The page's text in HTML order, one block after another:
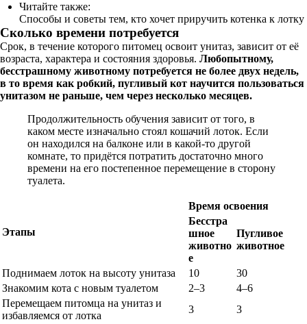
Читайте также:
Способы и советы тем, кто хочет приручить котенка к лотку
Сколько времени потребуется
Срок, в течение которого питомец освоит унитаз, зависит от её
возраста, характера и состояния здоровья. Любопытному,
бесстрашному животному потребуется не более двух недель,
в то время как робкий, пугливый кот научится пользоваться
унитазом не раньше, чем через несколько месяцев.
Продолжительность обучения зависит от того, в
каком месте изначально стоял кошачий лоток. Если
он находился на балконе или в какой-то другой
комнате, то придётся потратить достаточно много
времени на его постепенное перемещение в сторону
туалета.
Этапы
Время освоения
Бесстра
шное
животно
е
Пугливое
животное
Поднимаем лоток на высоту унитаза 10
30
Знакомим кота с новым туалетом
2–3
4–6
Перемещаем питомца на унитаз и
избавляемся от лотка
3
3